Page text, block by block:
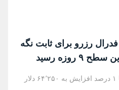
رزرو برای ثابت نگه
روزه رسید
قیمت بیتکوین صبح چهارشنبه با ۱ درصد افزایش به ۶۴٬۲۵۰ دلار